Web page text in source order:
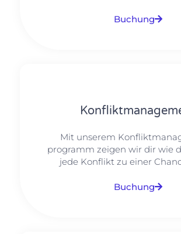
Buchung
Mit unserem
programm zeigen wir dir wie
jede Konflikt zu einer
Buchung